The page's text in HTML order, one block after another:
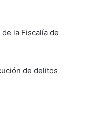
la Fiscalía de
de delitos